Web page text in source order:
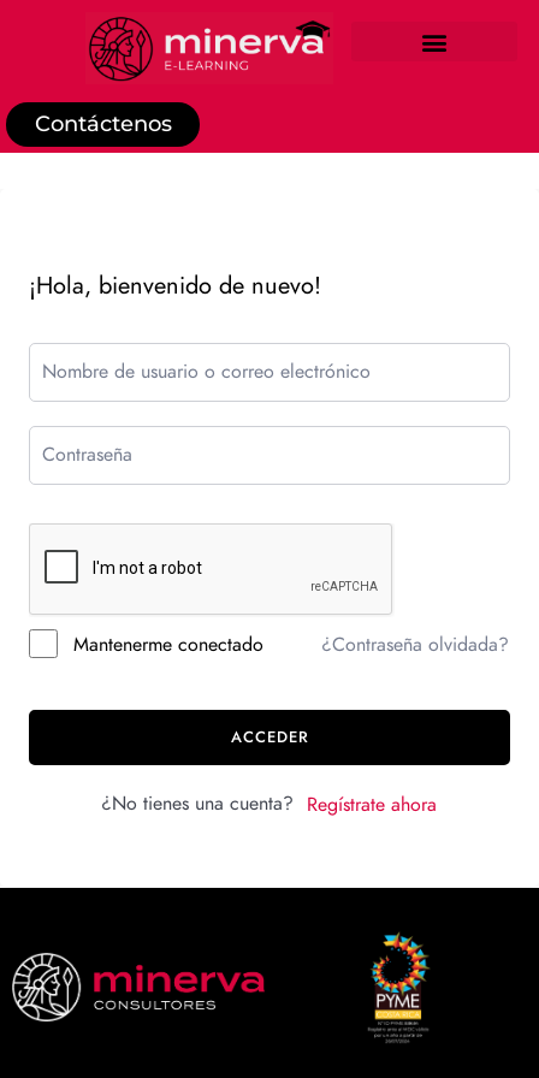
Contáctenos
¡Hola, bienvenido de nuevo!
Mantenerme conectado ¿Contraseña olvidada?
ACCEDER
¿No tienes una cuenta? Regístrate ahora